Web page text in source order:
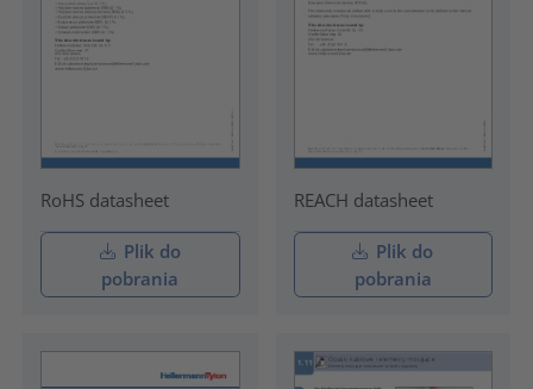
RoHS datasheet
Plik do
pobrania
REACH datasheet
Plik do
pobrania